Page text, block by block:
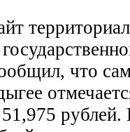
что